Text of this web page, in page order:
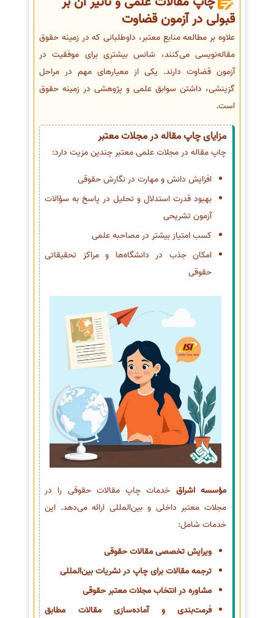
قبولی در آزمون قضاوت
علاوه بر مطالعه منابع معتبر، داوطلبانی که در زمینه حقوق
مقاله‌نویسی می‌کنند، شانس بیشتری برای موفقیت در
آزمون قضاوت دارند. یکی از معیارهای مهم در مراحل
گزینشی، داشتن سوابق علمی و پژوهشی در زمینه حقوق
است.
مزایای چاپ مقاله در مجلات معتبر
چاپ مقاله در مجلات علمی معتبر چندین مزیت دارد:
افزایش دانش و مهارت در نگارش حقوقی
بهبود قدرت استدلال و تحلیل در پاسخ به سؤالات
آزمون تشریحی
کسب امتیاز بیشتر در مصاحبه علمی
امکان جذب در دانشگاه‌ها و مراکز تحقیقاتی
حقوقی
مؤسسه اشراق خدمات چاپ مقالات حقوقی را در
مجلات معتبر داخلی و بین‌المللی ارائه می‌دهد. این
خدمات شامل:
ویرایش تخصصی مقالات حقوقی
ترجمه مقالات برای چاپ در نشریات بین‌المللی
مشاوره در انتخاب مجلات معتبر حقوقی
فرمت‌بندی و آماده‌سازی مقالات مطابق